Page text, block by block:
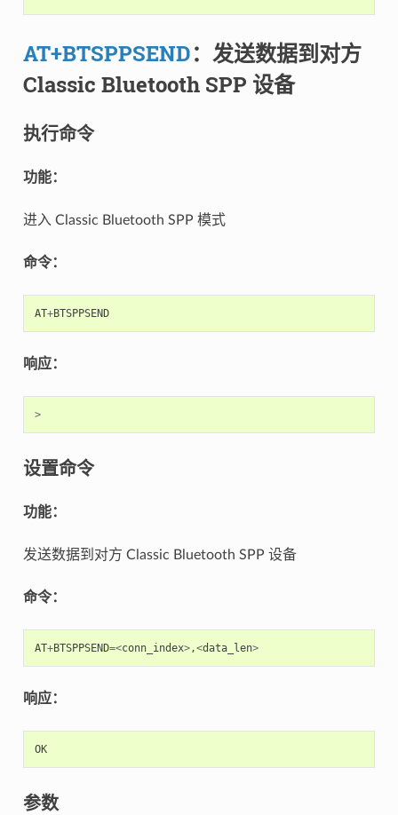
AT+BTSPPSEND：发送数据到对方
Classic Bluetooth SPP 设备
执行命令
功能：
进入 Classic Bluetooth SPP 模式
命令：
AT+BTSPPSEND
响应：
>
设置命令
功能：
发送数据到对方 Classic Bluetooth SPP 设备
命令：
AT+BTSPPSEND=<conn_index>,<data_len>
响应：
OK
参数